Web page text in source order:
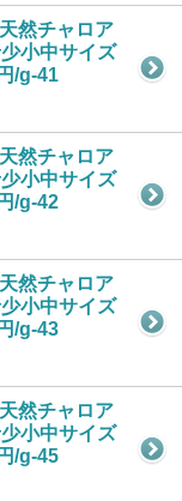
然チャロア
小中サイズ
/g-41
然チャロア
小中サイズ
/g-42
然チャロア
小中サイズ
/g-43
然チャロア
小中サイズ
/g-45